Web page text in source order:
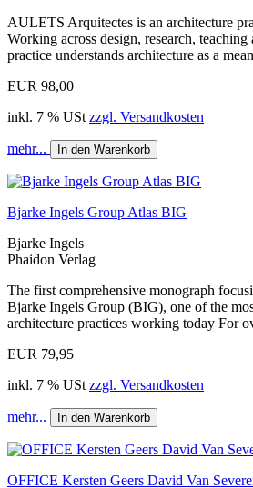
AULETS Arquitectes is an architecture
Working across design, research,
practice understands architecture as a
EUR 98,00
inkl. 7 % USt zzgl. Versandkosten
mehr... In den Warenkorb
Bjarke Ingels Group Atlas BIG
Bjarke Ingels
Phaidon Verlag
The first comprehensive monograph
Bjarke Ingels Group (BIG), one of the
architecture practices working today For
EUR 79,95
inkl. 7 % USt zzgl. Versandkosten
mehr... In den Warenkorb
OFFICE Kersten Geers David Van